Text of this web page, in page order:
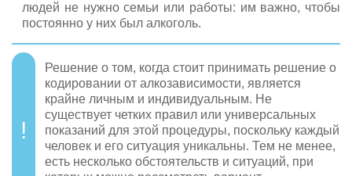
людей не нужно семьи или работы: им важно, чтобы
постоянно у них был алкоголь.
Решение о том, когда стоит принимать решение о
кодировании от алкозависимости, является
крайне личным и индивидуальным. Не
существует четких правил или универсальных
показаний для этой процедуры, поскольку каждый
человек и его ситуация уникальны. Тем не менее,
есть несколько обстоятельств и ситуаций, при